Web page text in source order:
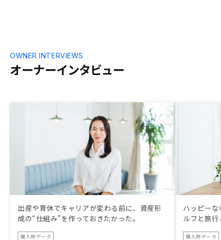
オーナーインタビュー
OWNER INTERVIEWS
出産や育休でキャリアが変わる前に、資産形
成の“仕組み”を作っておきたかった。
購入時データ
ハッピー
ルフと旅
購入時データ